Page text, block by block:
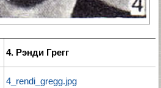
4. Рэнди Грегг
4_rendi_gregg.jpg